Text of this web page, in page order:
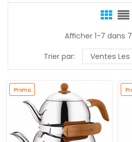
Afficher 1-7 dans
Trier par:
Ventes Les
Promo